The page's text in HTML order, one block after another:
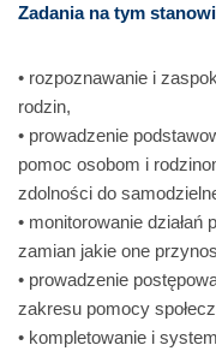
Zadania na tym
• rozpoznawanie i
rodzin,
• prowadzenie
pomoc osobom i
zdolności do
• monitorowanie
zamian jakie one
• prowadzenie
zakresu pomocy
• kompletowanie i